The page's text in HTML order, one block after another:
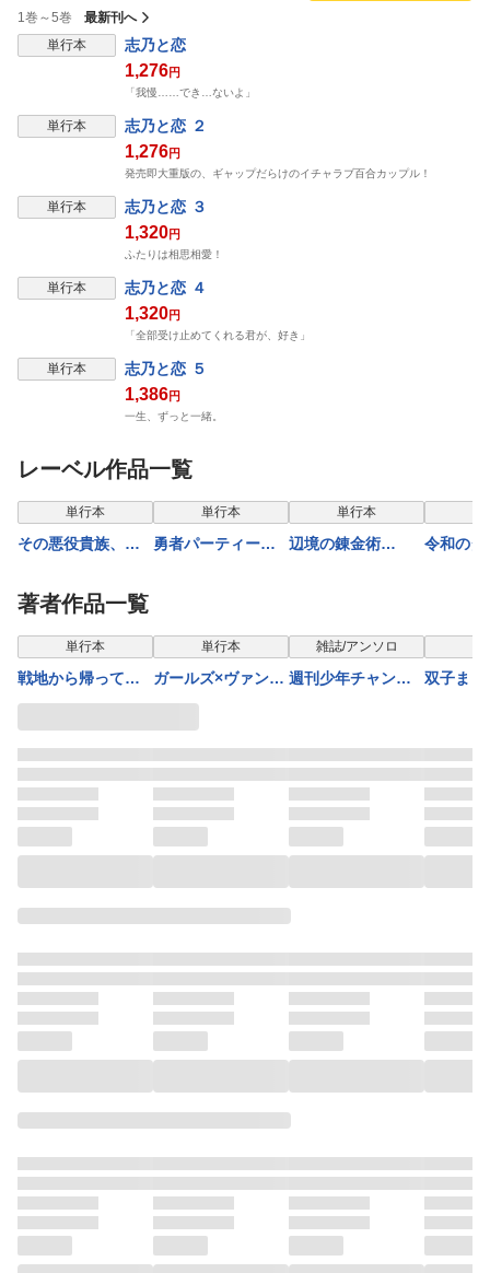
1巻～5巻
最新刊へ
単行本
志乃と恋
1,276円
「我慢……でき…ないよ」
単行本 志乃と恋 ２
1,276円
発売即大重版の、ギャップだらけのイチャラブ百合カップル！
単行本 志乃と恋 ３
1,320円
ふたりは相思相愛！
単行本 志乃と恋 ４
1,320円
「全部受け止めてくれる君が、好き」
単行本 志乃と恋 ５
1,386円
一生、ずっと一緒。
レーベル作品一覧
単行本
その悪役貴族、マ
すぎる ５ 〜真
摯な努力で最強と
なり不遇な推しキ
ャラ助けまくる〜
単行本
勇者パーティーを
いてきたんだが 2
単行本
辺境の錬金術
令和の
著者作品一覧
単行本
戦地から帰ってき
たタカシ君。普通
たい（コミック）
【電子版特典付】
３
単行本
ガールズ×ヴァンパ
イア【描き下ろし
版】 1
雑誌/アンソロ
週刊少年チャンピ
双子まと